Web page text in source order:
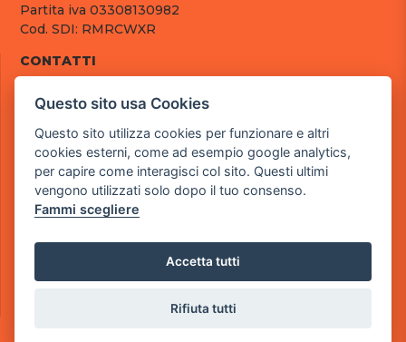
Partita iva 03308130982
Cod. SDI: RMRCWXR
CONTATTI
tel.: +39 030 376 2377
pec: powergamesrl@legalmail.it
LINK UTILI
Chi siamo
Informazioni generali
Questo sito usa Cookies
Questo sito utilizza cookies per funzionare e altri
cookies esterni, come ad esempio google analytics,
per capire come interagisci col sito. Questi ultimi
vengono utilizzati solo dopo il tuo consenso.
Fammi scegliere
Accetta tutti
Rifiuta tutti